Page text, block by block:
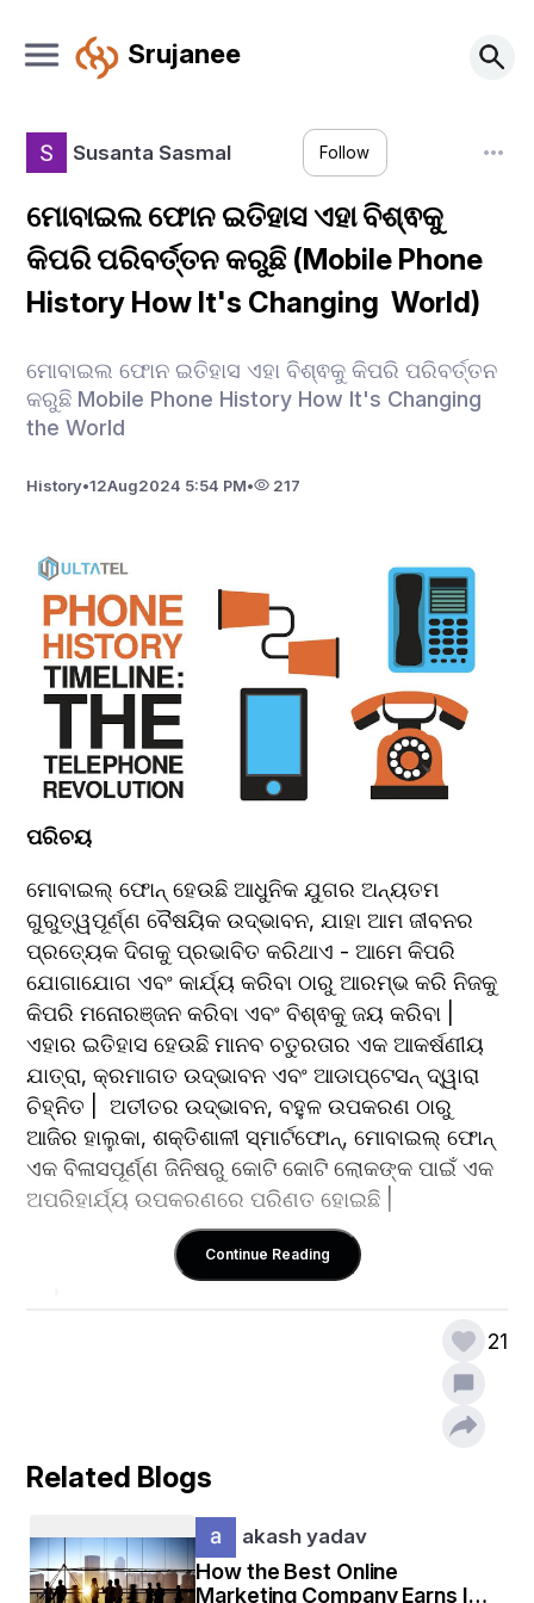
Srujanee
Susanta Sasmal Follow
ମୋବାଇଲ ଫୋନ ଇତିହାସ ଏହା ବିଶ୍ଵକୁ
କିପରି ପରିବର୍ତ୍ତନ କରୁଛି (Mobile Phone
History How It's Changing World)
ମୋବାଇଲ ଫୋନ ଇତିହାସ ଏହା ବିଶ୍ଵକୁ କିପରି ପରିବର୍ତ୍ତନ
କରୁଛି Mobile Phone History How It's Changing
the World
History•12Aug2024 5:54 PM• 217
ପରିଚୟ
ମୋବାଇଲ୍ ଫୋନ୍ ହେଉଛି ଆଧୁନିକ ଯୁଗର ଅନ୍ୟତମ
ଗୁରୁତ୍ୱପୂର୍ଣ୍ଣ ବୈଷୟିକ ଉଦ୍ଭାବନ, ଯାହା ଆମ ଜୀବନର
ପ୍ରତ୍ୟେକ ଦିଗକୁ ପ୍ରଭାବିତ କରିଥାଏ - ଆମେ କିପରି
ଯୋଗାଯୋଗ ଏବଂ କାର୍ଯ୍ୟ କରିବା ଠାରୁ ଆରମ୍ଭ କରି ନିଜକୁ
କିପରି ମନୋରଞ୍ଜନ କରିବା ଏବଂ ବିଶ୍ଵକୁ ଜୟ କରିବା |
ଏହାର ଇତିହାସ ହେଉଛି ମାନବ ଚତୁରତାର ଏକ ଆକର୍ଷଣୀୟ
ଯାତ୍ରା, କ୍ରମାଗତ ଉଦ୍ଭାବନ ଏବଂ ଆଡାପ୍ଟେସନ୍ ଦ୍ୱାରା
ଚିହ୍ନିତ |  ଅତୀତର ଉଦ୍ଭାବନ, ବହୁଳ ଉପକରଣ ଠାରୁ
ଆଜିର ହାଲୁକା, ଶକ୍ତିଶାଳୀ ସ୍ମାର୍ଟଫୋନ୍, ମୋବାଇଲ୍ ଫୋନ୍
ଏକ ବିଳାସପୂର୍ଣ୍ଣ ଜିନିଷରୁ କୋଟି କୋଟି ଲୋକଙ୍କ ପାଇଁ ଏକ
ଅପରିହାର୍ଯ୍ୟ ଉପକରଣରେ ପରିଣତ ହୋଇଛି |
Continue Reading
21
Related Blogs
akash yadav
How the Best Online
Marketing Company Earns Its